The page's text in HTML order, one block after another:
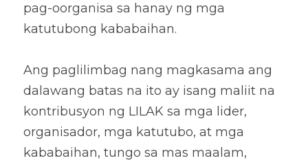
pag-oorganisa sa hanay ng mga
katutubong kababaihan.
Ang paglilimbag nang magkasama ang
dalawang batas na ito ay isang maliit na
kontribusyon ng LILAK sa mga lider,
organisador, mga katutubo, at mga
kababaihan, tungo sa mas maalam,